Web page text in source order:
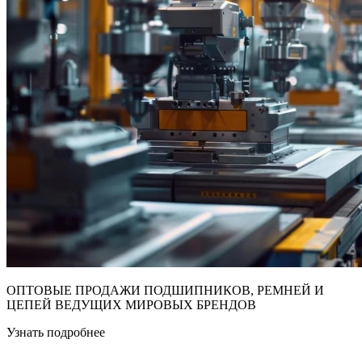
ОПТОВЫЕ ПРОДАЖИ ПОДШИПНИКОВ, РЕМНЕЙ И
ЦЕПЕЙ ВЕДУЩИХ МИРОВЫХ БРЕНДОВ
Узнать подробнее